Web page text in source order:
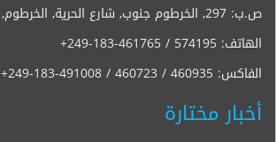
ص.ب: 297, الخرطوم جنوب, شارع الحرية, الخرطوم, السودان
الهاتف: +249-183-461765 / 574195
الفاكس: +249-183-491008 / 460723 / 460935
أخبار مختارة